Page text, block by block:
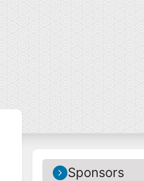
Sponsors